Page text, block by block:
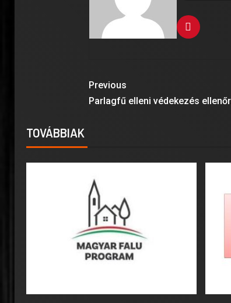
Previous
Parlagfű elleni védekezés
TOVÁBBIAK